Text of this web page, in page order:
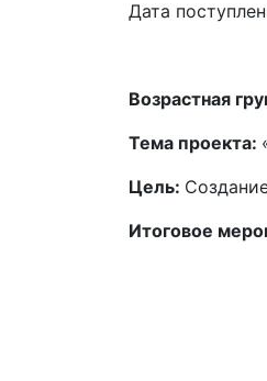
Дата
Возрастная
Тема проекта:
Цель:
Итоговое